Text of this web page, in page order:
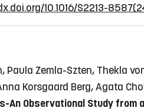
10.1016/S2213-
Paula Zemla-Szten, Thekla
Korsgaard Berg, Agata
An Observational Study from